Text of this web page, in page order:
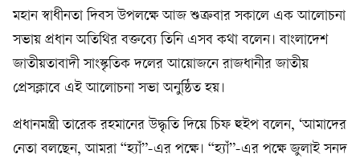
মহান স্বাধীনতা দিবস উপলক্ষে আজ শুক্রবার সকালে এক আলোচনা
সভায় প্রধান অতিথির বক্তব্যে তিনি এসব কথা বলেন। বাংলাদেশ
জাতীয়তাবাদী সাংস্কৃতিক দলের আয়োজনে রাজধানীর জাতীয়
প্রেসক্লাবে এই আলোচনা সভা অনুষ্ঠিত হয়।
প্রধানমন্ত্রী তারেক রহমানের উদ্ধৃতি দিয়ে চিফ হুইপ বলেন, ‘আমাদের
নেতা বলছেন, আমরা “হ্যাঁ”-এর পক্ষে। “হ্যাঁ”-এর পক্ষে জুলাই সনদ